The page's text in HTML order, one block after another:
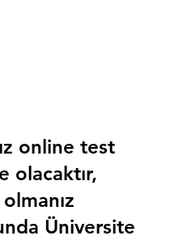
online test
olacaktır,
olmanız
Üniversite